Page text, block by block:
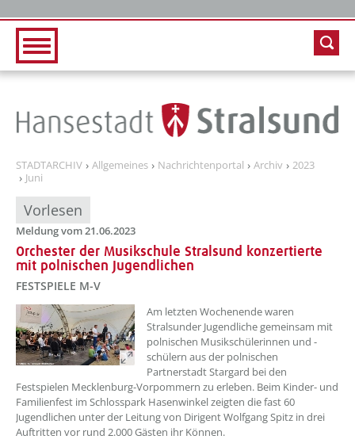
STADTARCHIV Allgemeines Nachrichtenportal Archiv
2023
Juni
Vorlesen
Meldung vom 21.06.2023
Orchester der Musikschule Stralsund konzertierte
mit polnischen Jugendlichen
FESTSPIELE M-V
??? absaetzeOben[1]/titel ???
Am letzten Wochenende waren
Stralsunder Jugendliche gemeinsam mit
polnischen Musikschülerinnen und -
schülern aus der polnischen
Partnerstadt Stargard bei den
Festspielen Mecklenburg-Vorpommern zu erleben. Beim Kinder- und
Familienfest im Schlosspark Hasenwinkel zeigten die fast 60
Jugendlichen unter der Leitung von Dirigent Wolfgang Spitz in drei
Auftritten vor rund 2.000 Gästen ihr Können.